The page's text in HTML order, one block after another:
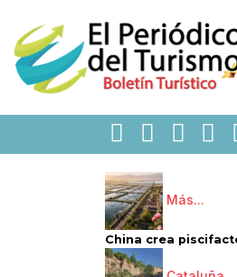
Más...
China crea